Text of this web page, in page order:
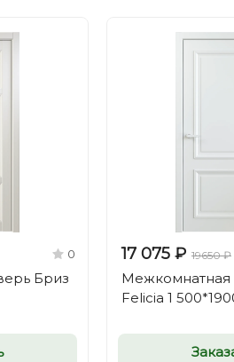
0
Бриз
17 075 ₽ 19650 ₽
Межкомнатная
Felicia 1